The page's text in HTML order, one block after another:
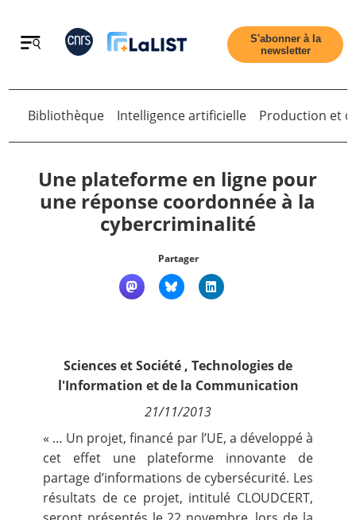
Retour
Contact
S'abonner à la
newsletter
Retour
Bibliothèque Intelligence artificielle Production et
Une plateforme en ligne pour
une réponse coordonnée à la
cybercriminalité
Partager
Sciences et Société , Technologies de
l'Information et de la Communication
21/11/2013
« … Un projet, financé par l’UE, a développé à
cet effet une plateforme innovante de
partage d’informations de cybersécurité. Les
résultats de ce projet, intitulé CLOUDCERT,